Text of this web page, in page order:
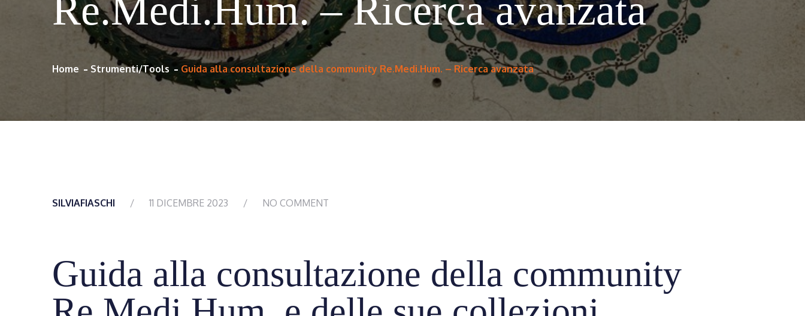
Re.Medi.Hum. – Ricerca avanzata
Home Strumenti/Tools Guida alla consultazione della community Re.Medi.Hum. – Ricerca avanzata
SILVIAFIASCHI 11 DICEMBRE 2023 NO COMMENT
Guida alla consultazione della community